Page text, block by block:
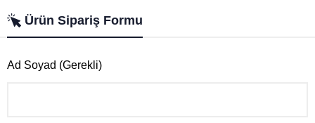
Ürün Sipariş Formu
Ad Soyad (Gerekli)